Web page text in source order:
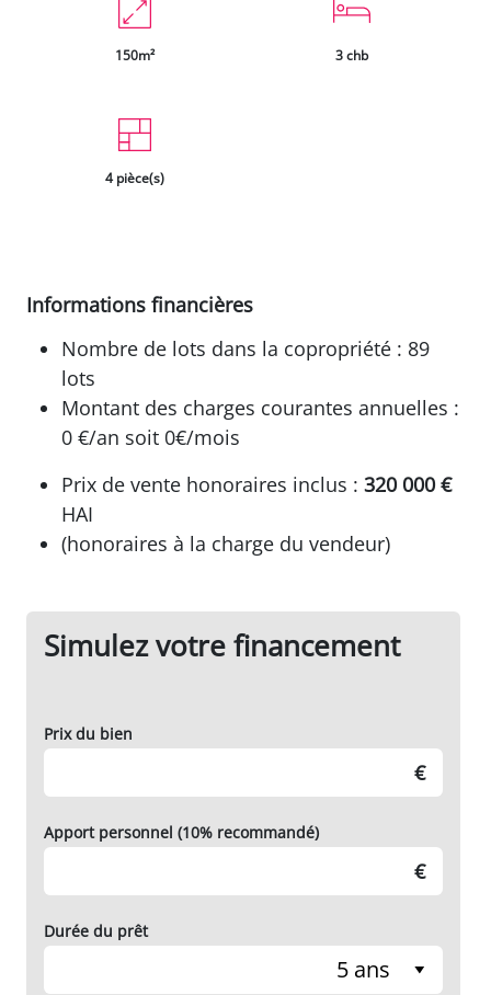
150m² 3 chb
4 pièce(s)
Informations financières
Nombre de lots dans la copropriété : 89
lots
Montant des charges courantes annuelles :
0 €/an soit 0€/mois
Prix de vente honoraires inclus : 320 000 €
HAI
(honoraires à la charge du vendeur)
Simulez votre financement
Prix du bien
€
Apport personnel (10% recommandé)
€
Durée du prêt
5 ans